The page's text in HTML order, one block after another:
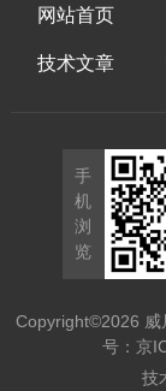
网站首页
技术文章
手
机
浏
览
Copyright©2026
号：京
技